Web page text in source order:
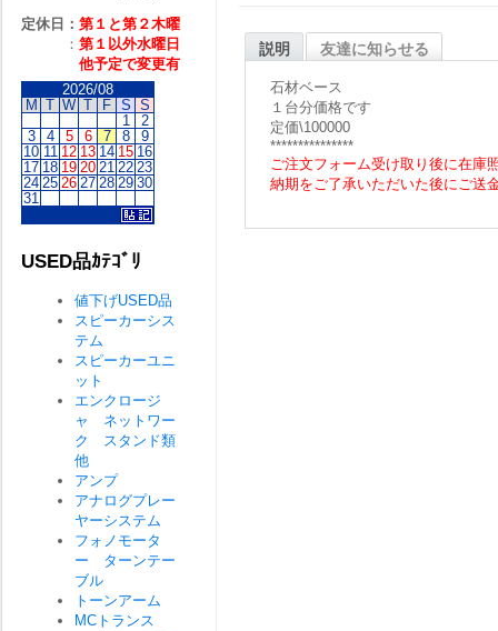
説明 友達に知らせる
石材ベース
１台分価格です
定価\100000
***************
ご注文フォーム受け取り後に在庫
納期をご了承いただいた後にご送
定休日： 第１と第２木曜
： 第１以外水曜日
他予定で変更有
2026/08
M T W T F S S
1
2
3
4 5 6 7 8
9
10 11 12 13 14 15 16
17 18 19 20 21 22 23
24 25 26 27 28 29 30
31
USED品ｶﾃｺﾞﾘ
値下げUSED品
スピーカーシス
テム
スピーカーユニ
ット
エンクロージ
ャ ネットワー
ク スタンド類
他
アンプ
アナログプレー
ヤーシステム
フォノモータ
ー ターンテー
ブル
トーンアーム
MCトランス